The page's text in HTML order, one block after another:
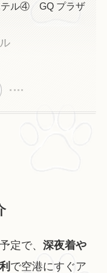
テル④ GQ プラザ
定で、 深夜着や
で空港にすぐア